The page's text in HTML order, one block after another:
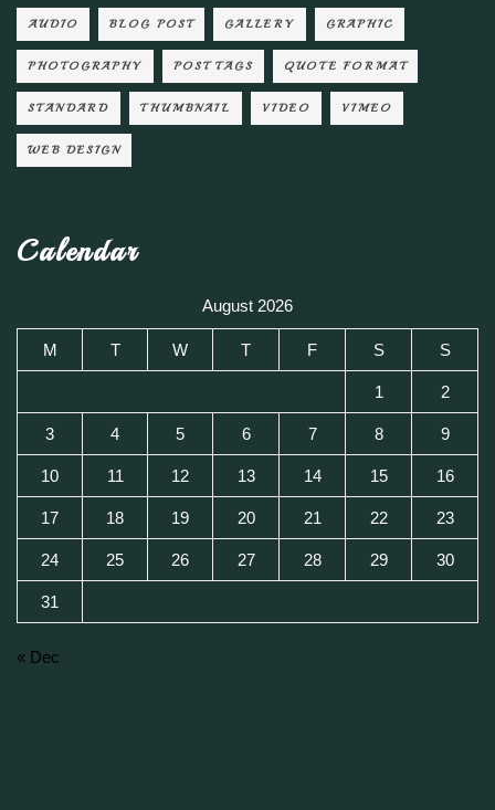
AUDIO BLOG POST GALLERY GRAPHIC
PHOTOGRAPHY POST TAGS QUOTE FORMAT
STANDARD THUMBNAIL VIDEO VIMEO
WEB DESIGN
Calendar
August 2026
M T W T F S S
1 2
3 4 5 6 7 8 9
10 11 12 13 14 15 16
17 18 19 20 21 22 23
24 25 26 27 28 29 30
31
« Dec